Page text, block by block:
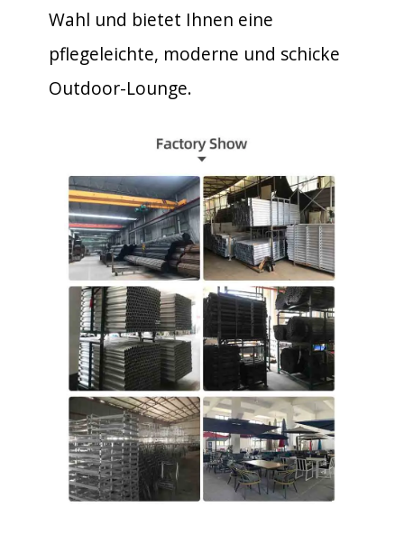
Wahl und bietet Ihnen eine
pflegeleichte, moderne und schicke
Outdoor-Lounge.